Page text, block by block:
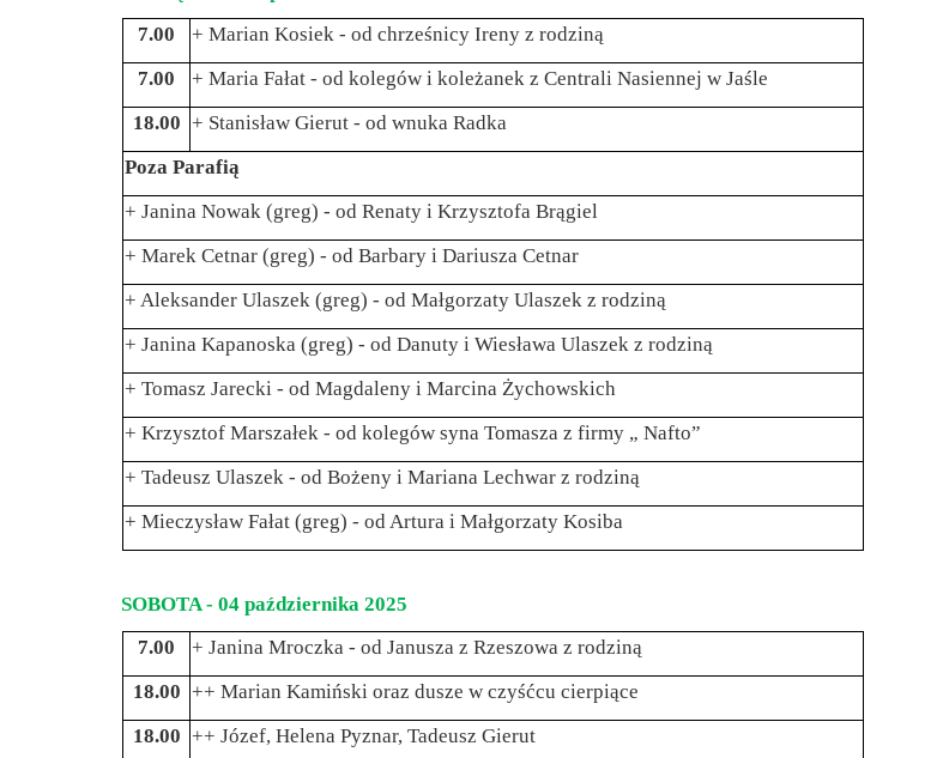
7.00
+ Marian Kosiek - od chrześnicy Ireny z rodziną
7.00
+ Maria Fałat - od kolegów i koleżanek z Centrali Nasiennej w Jaśle
18.00 + Stanisław Gierut - od wnuka Radka
Poza Parafią
+ Janina Nowak (greg) - od Renaty i Krzysztofa Brągiel
+ Marek Cetnar (greg) - od Barbary i Dariusza Cetnar
+ Aleksander Ulaszek (greg) - od Małgorzaty Ulaszek z rodziną
+ Janina Kapanoska (greg) - od Danuty i Wiesława Ulaszek z rodziną
+ Tomasz Jarecki - od Magdaleny i Marcina Żychowskich
+ Krzysztof Marszałek - od kolegów syna Tomasza z firmy „ Nafto”
+ Tadeusz Ulaszek - od Bożeny i Mariana Lechwar z rodziną
+ Mieczysław Fałat (greg) - od Artura i Małgorzaty Kosiba
SOBOTA - 04 października 2025
7.00
+ Janina Mroczka - od Janusza z Rzeszowa z rodziną
18.00 ++ Marian Kamiński oraz dusze w czyśćcu cierpiące
18.00 ++ Józef, Helena Pyznar, Tadeusz Gierut